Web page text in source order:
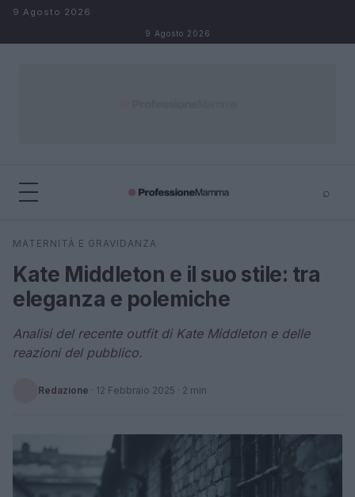
Salta al contenuto
9 Agosto 2026
9 Agosto 2026
⌕
Cerca
MATERNITÀ E GRAVIDANZA
Kate Middleton e il suo stile: tra
eleganza e polemiche
Analisi del recente outfit di Kate Middleton e delle
reazioni del pubblico.
Redazione · 12 Febbraio 2025 · 2 min